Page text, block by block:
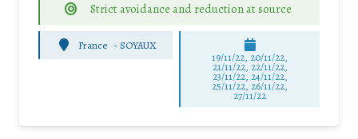
Strict avoidance and reduction at source
France - SOYAUX
19/11/22, 20/11/22,
21/11/22, 22/11/22,
23/11/22, 24/11/22,
25/11/22, 26/11/22,
27/11/22